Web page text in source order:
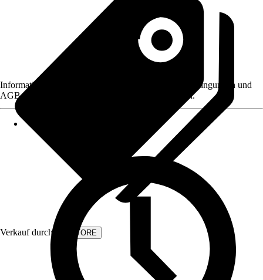
Verkauf durch: KVSTORE
Informationen des Verkäufers, wie z. B. Rückgabebedingungen und
AGB, finden Sie bei Klick auf den Verkäufernamen.